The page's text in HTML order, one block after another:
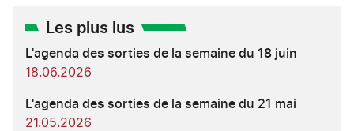
Les plus lus
L'agenda des sorties de la semaine du 18 juin
18.06.2026
L'agenda des sorties de la semaine du 21 mai
21.05.2026